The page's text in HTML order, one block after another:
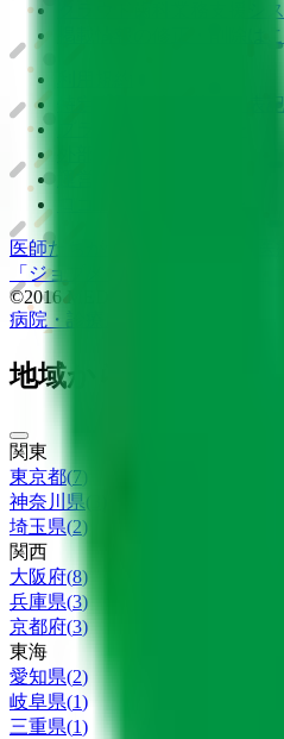
支援シ
掲載情報の修正・削除は
特定商取引法に基づく表記
医師たちがつくる オンライン医
「ジョブメドレー
©2016 MEDLEY, INC.
病院・診療所
地域からさがす
関東
東京都(7
神奈川県
埼玉県(2)
関西
大阪府(8)
兵庫県(3)
京都府(3)
東海
愛知県(2)
岐阜県(1)
三重県(1)